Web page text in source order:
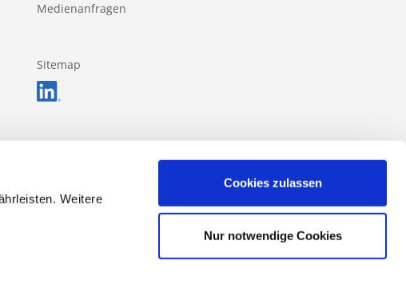
Weitere
Cookies zulassen
Nur notwendige Cookies
Medienanfragen
Sitemap